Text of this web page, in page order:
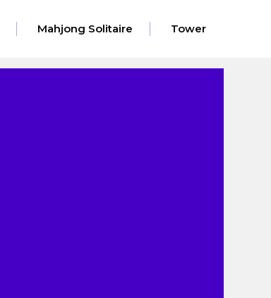
Mahjong Solitaire Tower